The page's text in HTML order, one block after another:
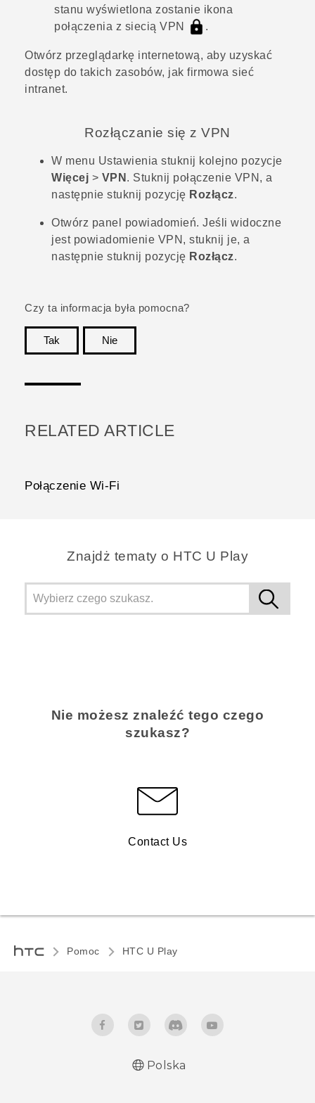
stanu wyświetlona zostanie ikona
połączenia z siecią VPN
.
Otwórz przeglądarkę internetową, aby uzyskać
dostęp do takich zasobów, jak firmowa sieć
intranet.
Rozłączanie się z VPN
W menu Ustawienia stuknij kolejno pozycje
Więcej > VPN . Stuknij połączenie VPN, a
następnie stuknij pozycję Rozłącz.
Otwórz panel powiadomień. Jeśli widoczne
jest powiadomienie VPN, stuknij je, a
następnie stuknij pozycję Rozłącz.
Czy ta informacja była pomocna?
Tak
Nie
RELATED ARTICLE
Połączenie Wi‍-Fi
Znajdż tematy o HTC U Play
Nie możesz znaleźć tego czego
szukasz?
Contact Us
Pomoc HTC U Play‎
Polska